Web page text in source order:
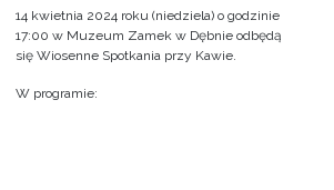
14 kwietnia 2024 roku (niedziela) o godzinie
17:00 w Muzeum Zamek w Dębnie odbędą
się Wiosenne Spotkania przy Kawie.
W programie: